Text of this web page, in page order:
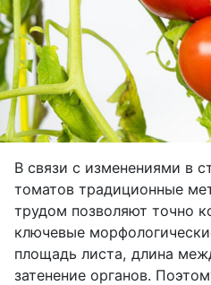
В связи с изменениями в
томатов традиционные
трудом позволяют точно
ключевые
площадь листа, длина
затенение органов.